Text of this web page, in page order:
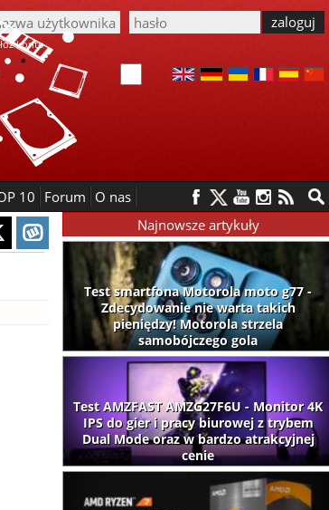
konto
10 Forum O nas
Najnowsze artykuły
Test smartfona Motorola moto g77 -
Zdecydowanie nie warta takich
pieniędzy! Motorola strzela
samobójczego gola
Test AMZFAST AMZG27F6U - Monitor 4K
IPS do gier i pracy biurowej z trybem
Dual Mode oraz w bardzo atrakcyjnej
cenie